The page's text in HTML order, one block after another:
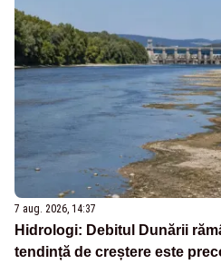
7 aug. 2026, 14:37
Hidrologi: Debitul Dunării
tendință de creștere este